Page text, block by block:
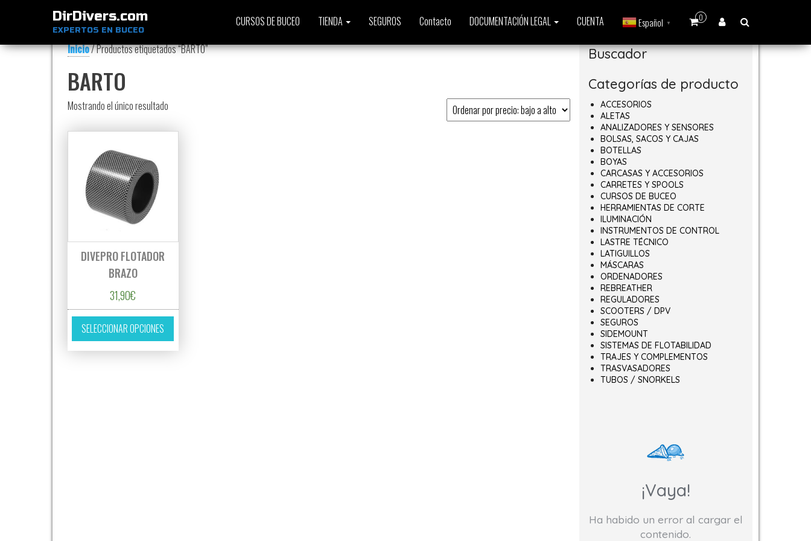
DirDivers.com
EXPERTOS EN BUCEO
0
CURSOS DE BUCEO TIENDA SEGUROS Contacto DOCUMENTACIÓN LEGAL CUENTA Español ▼
Inicio/ Productos etiquetados “BARTO”
BARTO
Mostrando el único resultado
DIVEPRO FLOTADOR
BRAZO
31,90€
SELECCIONAR OPCIONES
Buscador
Categorías de producto
ACCESORIOS
ALETAS
ANALIZADORES Y SENSORES
BOLSAS, SACOS Y CAJAS
BOTELLAS
BOYAS
CARCASAS Y ACCESORIOS
CARRETES Y SPOOLS
CURSOS DE BUCEO
HERRAMIENTAS DE CORTE
ILUMINACIÓN
INSTRUMENTOS DE CONTROL
LASTRE TÉCNICO
LATIGUILLOS
MÁSCARAS
ORDENADORES
REBREATHER
REGULADORES
SCOOTERS / DPV
SEGUROS
SIDEMOUNT
SISTEMAS DE FLOTABILIDAD
TRAJES Y COMPLEMENTOS
TRASVASADORES
TUBOS / SNORKELS
¡Vaya!
Ha habido un error al cargar el
contenido.